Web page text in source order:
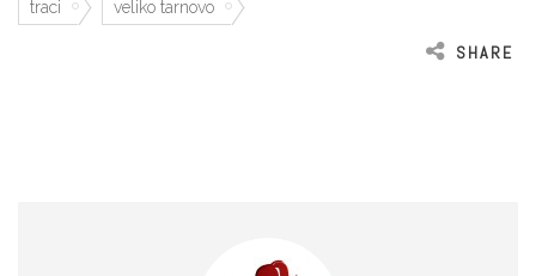
traci veliko tarnovo
SHARE